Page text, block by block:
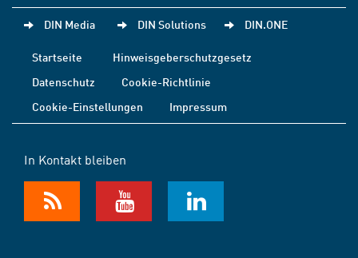
DIN Media DIN Solutions DIN.ONE
Startseite
Hinweisgeberschutzgesetz
Datenschutz
Cookie-Richtlinie
Cookie-Einstellungen
Impressum
In Kontakt bleiben